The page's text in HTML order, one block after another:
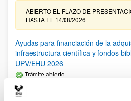
ABIERTO EL PLAZO DE
HASTA EL 14/08/2026
Ayudas para financiación de la
infraestructura científica y fondos
UPV/EHU 2026
Trámite abierto